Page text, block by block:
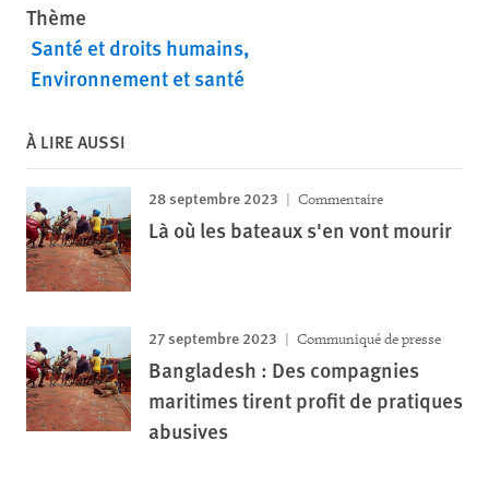
Thème
Santé et droits humains
Environnement et santé
À LIRE AUSSI
28 septembre 2023 Commentaire
Là où les bateaux s'en vont mourir
27 septembre 2023 Communiqué de presse
Bangladesh : Des compagnies
maritimes tirent profit de pratiques
abusives